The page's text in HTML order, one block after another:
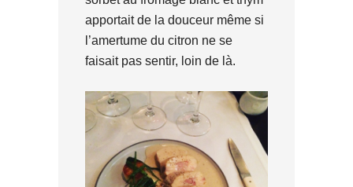
apportait de la douceur même si
l’amertume du citron ne se
faisait pas sentir, loin de là.